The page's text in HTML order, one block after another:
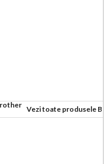
Vezi toate produsele